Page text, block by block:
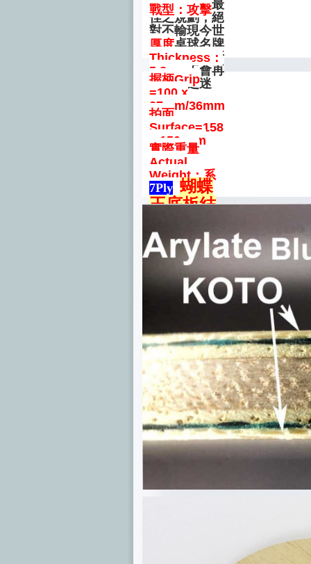
轉與速度，同
時兼顧穩定的
擊球回饋，個
人技能之優點
發揮到極緻。
格、品質做最
佳之規劃，絕
對不輸現今世
界的桌球名牌
產品，物超所
值讓您不會再
有名牌之迷
思。
的驕傲。
戰型：攻擊
厚度
Thickness：
5.8 mm
握柄Grip
=100 x
27mm/36mm
拍面
Surface=158
x 150 mm
實際重量
Actual
Weight：系
統項目選擇
7Ply 蝴蝶
王底板結
KOTO+混
纖維
Arylate
Carbon+阿
+ 梧桐木
Kiri +阿
尤斯
Ayous+ 混
纖維
Arylate
Carbon+
KOTO